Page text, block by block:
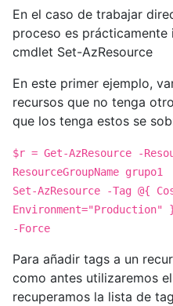
En el caso de trabajar
proceso es
cmdlet Set-AzResource
En este primer ejemplo,
recursos que no tenga
que los tenga estos se
$r = Get-AzResource -
ResourceGroupName grupo1
Set-AzResource -Tag @{
Environment="Production"
-Force
Para añadir tags a un
como antes utilizaremos
recuperamos la lista de